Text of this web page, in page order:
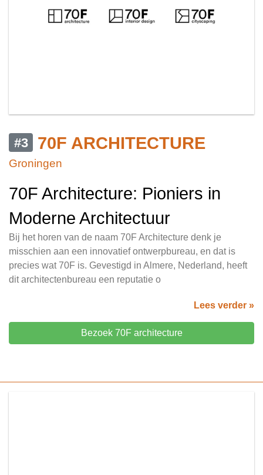
#3 70F ARCHITECTURE
Groningen
70F Architecture: Pioniers in
Moderne Architectuur
Bij het horen van de naam 70F Architecture denk je
misschien aan een innovatief ontwerpbureau, en dat is
precies wat 70F is. Gevestigd in Almere, Nederland, heeft
dit architectenbureau een reputatie o
Lees verder »
Bezoek 70F architecture